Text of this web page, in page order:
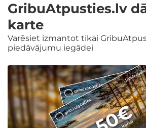
GribuAtpusties.lv
karte
Varēsiet izmantot tikai
piedāvājumu iegādei